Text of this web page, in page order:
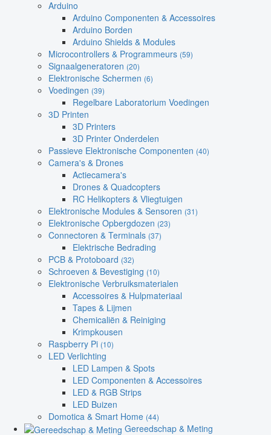
Arduino
Arduino Componenten & Accessoires
Arduino Borden
Arduino Shields & Modules
Microcontrollers & Programmeurs (59)
Signaalgeneratoren (20)
Elektronische Schermen (6)
Voedingen (39)
Regelbare Laboratorium Voedingen
3D Printen
3D Printers
3D Printer Onderdelen
Passieve Elektronische Componenten (40)
Camera's & Drones
Actiecamera's
Drones & Quadcopters
RC Helikopters & Vliegtuigen
Elektronische Modules & Sensoren (31)
Elektronische Opbergdozen (23)
Connectoren & Terminals (37)
Elektrische Bedrading
PCB & Protoboard (32)
Schroeven & Bevestiging (10)
Elektronische Verbruiksmaterialen
Accessoires & Hulpmateriaal
Tapes & Lijmen
Chemicaliën & Reiniging
Krimpkousen
Raspberry Pi (10)
LED Verlichting
LED Lampen & Spots
LED Componenten & Accessoires
LED & RGB Strips
LED Buizen
Domotica & Smart Home (44)
Gereedschap & Meting